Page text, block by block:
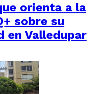
orienta a la
sobre su
en Valledupar